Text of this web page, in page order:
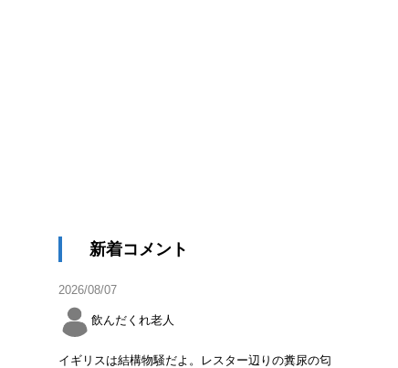
新着コメント
2026/08/07
飲んだくれ老人
イギリスは結構物騒だよ。レスター辺りの糞尿の匂